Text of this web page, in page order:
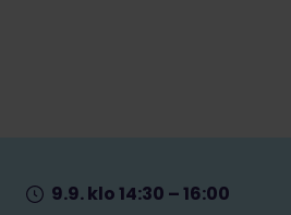
9.9. klo 14:30 – 16:00